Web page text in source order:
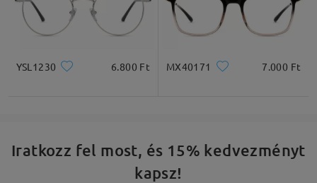
YSL1230 6.800 Ft MX40171 7.000 Ft
Iratkozz fel most, és 15% kedvezményt
kapsz!